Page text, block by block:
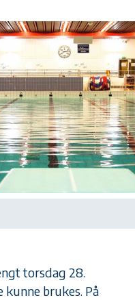
torsdag 28.
brukes. På